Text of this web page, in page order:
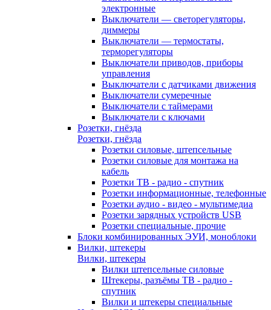
электронные
Выключатели — светорегуляторы,
диммеры
Выключатели — термостаты,
терморегуляторы
Выключатели приводов, приборы
управления
Выключатели с датчиками движения
Выключатели сумеречные
Выключатели с таймерами
Выключатели с ключами
Розетки, гнёзда
Розетки, гнёзда
Розетки силовые, штепсельные
Розетки силовые для монтажа на
кабель
Розетки ТВ - радио - спутник
Розетки информационные, телефонные
Розетки аудио - видео - мультимедиа
Розетки зарядных устройств USB
Розетки специальные, прочие
Блоки комбинированных ЭУИ, моноблоки
Вилки, штекеры
Вилки, штекеры
Вилки штепсельные силовые
Штекеры, разъёмы ТВ - радио -
спутник
Вилки и штекеры специальные